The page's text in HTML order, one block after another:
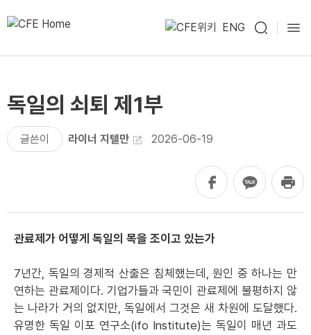
ENG
독일의 쇠퇴 제1부
글쓴이 라이너 지텔만 2026-06-19
관료제가 어떻게 독일의 목을 조이고 있는가
7년간, 독일의 경제적 산출은 침체했는데, 원인 중 하나는 만
연하는 관료제이다. 기업가들과 국민이 관료제에 불평하지 않
는 나라가 거의 없지만, 독일에서 그것은 새 차원에 도달했다.
유명한 독일 이포 연구소(ifo Institute)는 독일이 매년 과도